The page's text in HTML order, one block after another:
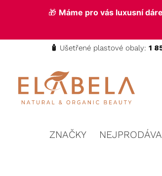
🎁 Máme pro vás luxusní
🧴 Ušetřené plastové obaly: 1
BeautyZNAČKY